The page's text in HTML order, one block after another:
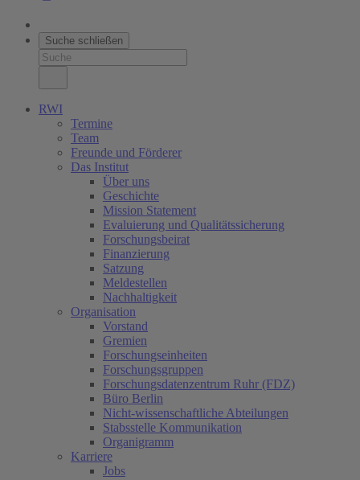
Suche schließen
RWI
Termine
Team
Freunde und Förderer
Das Institut
Über uns
Geschichte
Mission Statement
Evaluierung und Qualitätssicherung
Forschungsbeirat
Finanzierung
Satzung
Meldestellen
Nachhaltigkeit
Organisation
Vorstand
Gremien
Forschungseinheiten
Forschungsgruppen
Forschungsdatenzentrum Ruhr (FDZ)
Büro Berlin
Nicht-wissenschaftliche Abteilungen
Stabsstelle Kommunikation
Organigramm
Karriere
Jobs